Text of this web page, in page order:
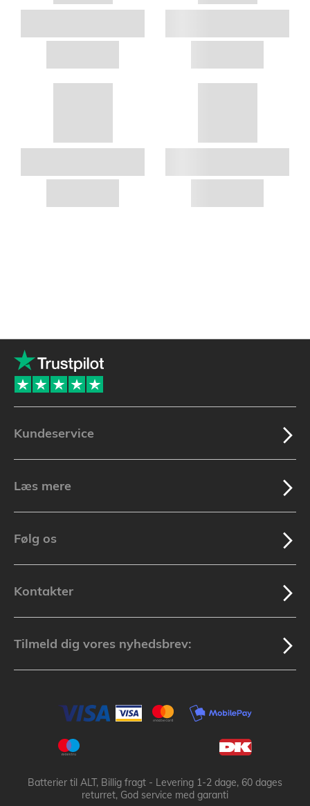
Kundeservice
Læs mere
Følg os
Kontakter
Tilmeld dig vores nyhedsbrev:
Batterier til ALT, Billig fragt - Levering 1-2 dage, 60 dages
returret, God service med garanti